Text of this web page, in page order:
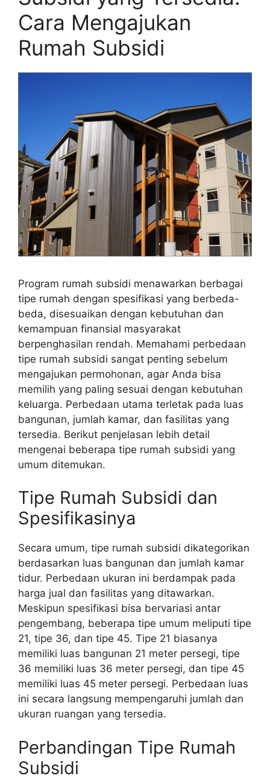
Cara Mengajukan
Rumah Subsidi
Program rumah subsidi menawarkan berbagai
tipe rumah dengan spesifikasi yang berbeda-
beda, disesuaikan dengan kebutuhan dan
kemampuan finansial masyarakat
berpenghasilan rendah. Memahami perbedaan
tipe rumah subsidi sangat penting sebelum
mengajukan permohonan, agar Anda bisa
memilih yang paling sesuai dengan kebutuhan
keluarga. Perbedaan utama terletak pada luas
bangunan, jumlah kamar, dan fasilitas yang
tersedia. Berikut penjelasan lebih detail
mengenai beberapa tipe rumah subsidi yang
umum ditemukan.
Tipe Rumah Subsidi dan
Spesifikasinya
Secara umum, tipe rumah subsidi dikategorikan
berdasarkan luas bangunan dan jumlah kamar
tidur. Perbedaan ukuran ini berdampak pada
harga jual dan fasilitas yang ditawarkan.
Meskipun spesifikasi bisa bervariasi antar
pengembang, beberapa tipe umum meliputi tipe
21, tipe 36, dan tipe 45. Tipe 21 biasanya
memiliki luas bangunan 21 meter persegi, tipe
36 memiliki luas 36 meter persegi, dan tipe 45
memiliki luas 45 meter persegi. Perbedaan luas
ini secara langsung mempengaruhi jumlah dan
ukuran ruangan yang tersedia.
Perbandingan Tipe Rumah
Subsidi